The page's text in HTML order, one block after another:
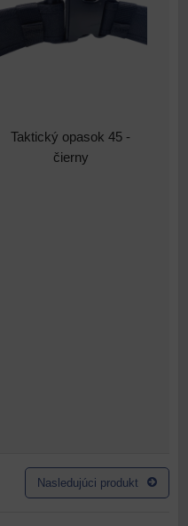
Taktický opasok 45 -
čierny
Nasledujúci produkt